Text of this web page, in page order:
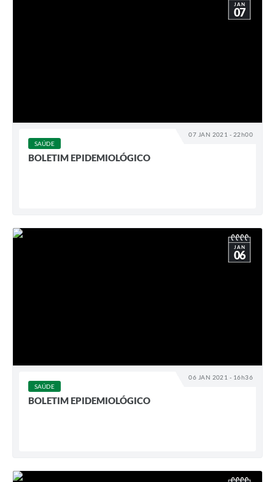
07 JAN 2021 - 22h00
JAN
07
SAÚDE
BOLETIM EPIDEMIOLÓGICO
06 JAN 2021 - 16h36
JAN
06
SAÚDE
BOLETIM EPIDEMIOLÓGICO